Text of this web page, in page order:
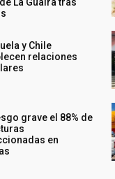
y Chile
relaciones
grave el 88% de
en